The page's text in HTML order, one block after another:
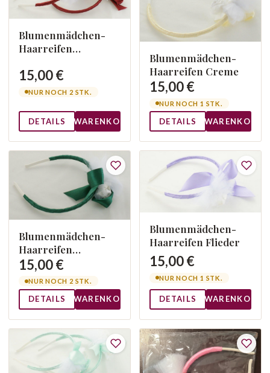
Blumenmädchen-
Haarreifen
15,00 €
NUR NOCH 2 STK.
DETAILS WARENKORB
Blumenmädchen-
Haarreifen Creme
15,00 €
NUR NOCH 1 STK.
DETAILS WARENKORB
Blumenmädchen-
Haarreifen
Dunkelgrün
15,00 €
NUR NOCH 2 STK.
DETAILS WARENKORB
Blumenmädchen-
Haarreifen Flieder
15,00 €
NUR NOCH 1 STK.
DETAILS WARENKORB